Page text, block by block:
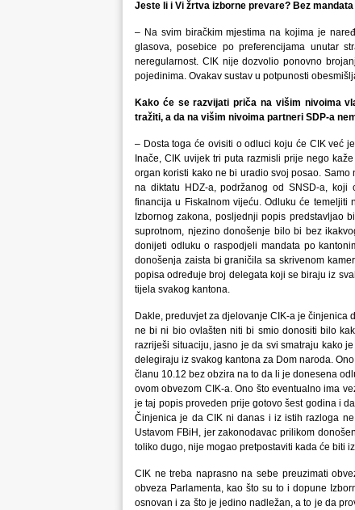
Jeste li i Vi žrtva izborne prevare? Bez
– Na svim biračkim mjestima na kojima je
glasova, posebice po preferencijama unutar
neregularnost. CIK nije dozvolio ponovno
pojedinima. Ovakav sustav u potpunosti
Kako će se razvijati priča na višim nivoima
tražiti, a da na višim nivoima partneri SDP-a
– Dosta toga će ovisiti o odluci koju će CIK već
Inače, CIK uvijek tri puta razmisli prije nego
organ koristi kako ne bi uradio svoj posao.
na diktatu HDZ-a, podržanog od SNSD-a, koji
financija u Fiskalnom vijeću. Odluku će
Izbornog zakona, posljednji popis predstavljao
suprotnom, njezino donošenje bilo bi bez
donijeti odluku o raspodjeli mandata po
donošenja zaista bi graničila sa skrivenom
popisa određuje broj delegata koji se biraju iz
tijela svakog kantona.
Dakle, preduvjet za djelovanje CIK-a je činjenica
ne bi ni bio ovlašten niti bi smio donositi bilo
razriješi situaciju, jasno je da svi smatraju kako
delegiraju iz svakog kantona za Dom naroda.
članu 10.12 bez obzira na to da li je donesena
ovom obvezom CIK-a. Ono što eventualno ima
je taj popis proveden prije gotovo šest godina i
Činjenica je da CIK ni danas i iz istih razloga
Ustavom FBiH, jer zakonodavac prilikom
toliko dugo, nije mogao pretpostaviti kada će biti
CIK ne treba naprasno na sebe preuzimati
obveza Parlamenta, kao što su to i dopune
osnovan i za što je jedino nadležan, a to je da